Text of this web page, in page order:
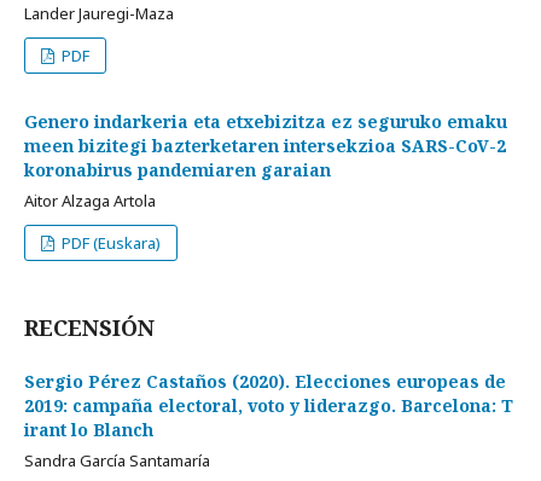
Lander Jauregi-Maza
PDF
Genero indarkeria eta etxebizitza ez seguruko emaku
meen bizitegi bazterketaren intersekzioa SARS-CoV-2
koronabirus pandemiaren garaian
Aitor Alzaga Artola
PDF (Euskara)
RECENSIÓN
Sergio Pérez Castaños (2020). Elecciones europeas de
2019: campaña electoral, voto y liderazgo. Barcelona: T
irant lo Blanch
Sandra García Santamaría